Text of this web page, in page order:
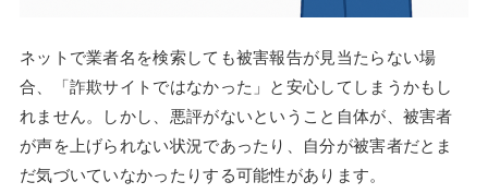
ネットで業者名を検索しても被害報告が見当たらない場
合、「詐欺サイトではなかった」と安心してしまうかもし
れません。しかし、悪評がないということ自体が、被害者
が声を上げられない状況であったり、自分が被害者だとま
だ気づいていなかったりする可能性があります。